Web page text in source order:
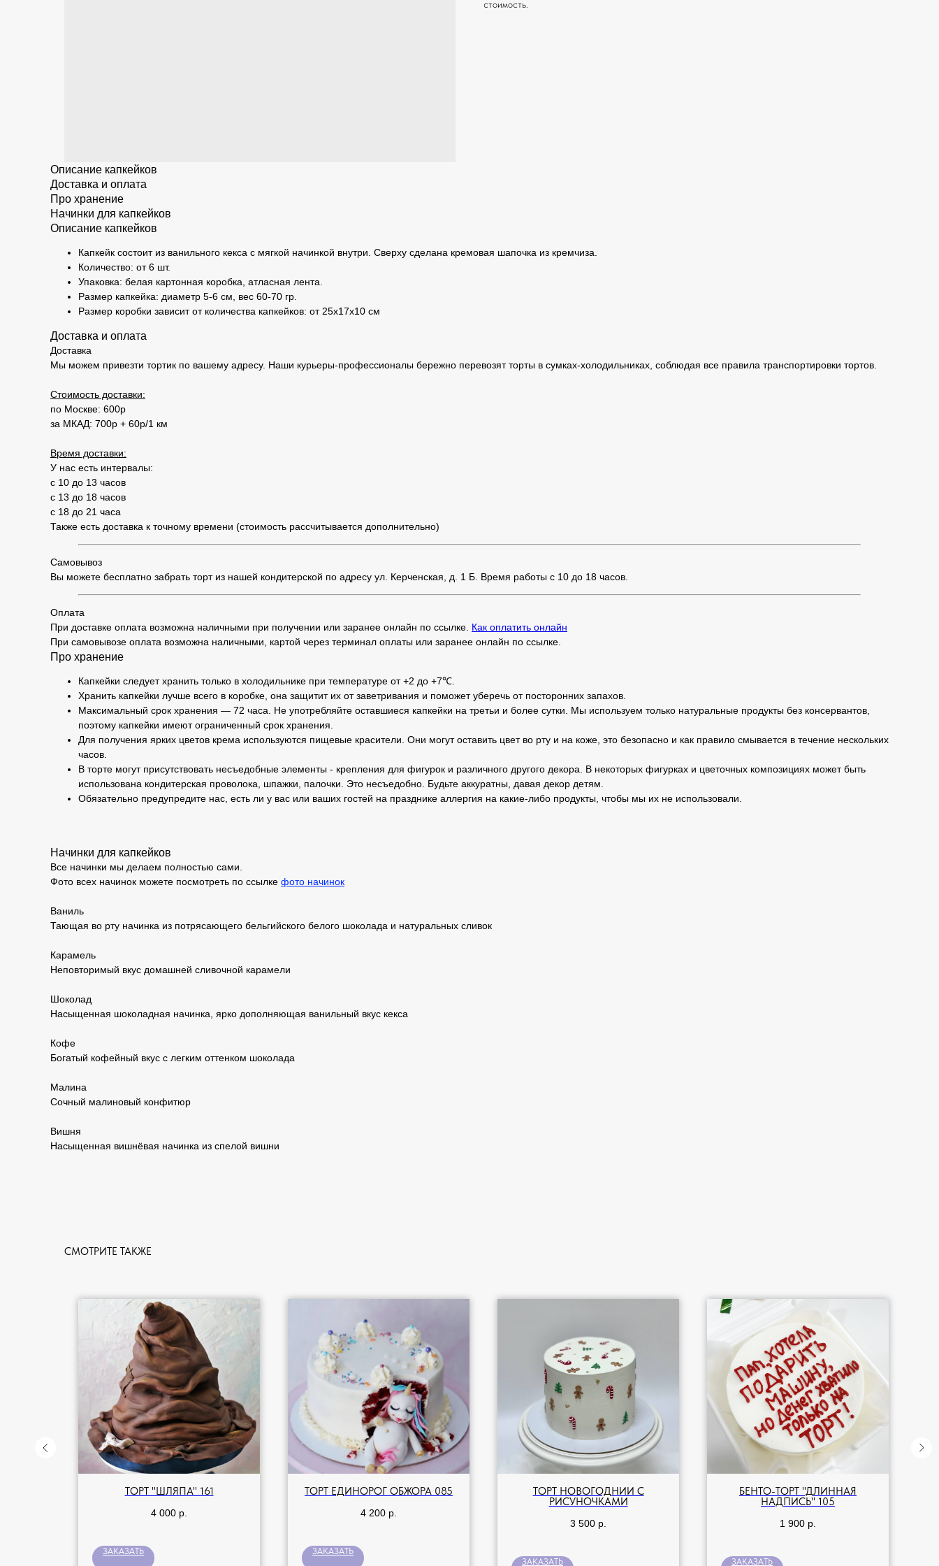
стоимость.
Описание капкейков
Доставка и оплата
Про хранение
Начинки для капкейков
Описание капкейков
Капкейк состоит из ванильного кекса с мягкой начинкой внутри. Сверху сделана кремовая шапочка из кремчиза.
Количество: от 6 шт.
Упаковка: белая картонная коробка, атласная лента.
Размер капкейка: диаметр 5-6 см, вес 60-70 гр.
Размер коробки зависит от количества капкейков: от 25х17х10 см
Доставка и оплата
Доставка
Мы можем привезти тортик по вашему адресу. Наши курьеры-профессионалы бережно перевозят торты в сумках-холодильниках, соблюдая все правила транспортировки тортов.
Стоимость доставки:
по Москве: 600р
за МКАД: 700р + 60р/1 км
Время доставки:
У нас есть интервалы:
с 10 до 13 часов
с 13 до 18 часов
с 18 до 21 часа
Также есть доставка к точному времени (стоимость рассчитывается дополнительно)
Самовывоз
Вы можете бесплатно забрать торт из нашей кондитерской по адресу ул. Керченская, д. 1 Б. Время работы с 10 до 18 часов.
Оплата
При доставке оплата возможна наличными при получении или заранее онлайн по ссылке. Как оплатить онлайн
При самовывозе оплата возможна наличными, картой через терминал оплаты или заранее онлайн по ссылке.
Про хранение
Капкейки следует хранить только в холодильнике при температуре от +2 до +7℃.
Хранить капкейки лучше всего в коробке, она защитит их от заветривания и поможет уберечь от посторонних запахов.
Максимальный срок хранения — 72 часа. Не употребляйте оставшиеся капкейки на третьи и более сутки. Мы используем только натуральные продукты без консервантов,
поэтому капкейки имеют ограниченный срок хранения.
Для получения ярких цветов крема используются пищевые красители. Они могут оставить цвет во рту и на коже, это безопасно и как правило смывается в течение нескольких
часов.
В торте могут присутствовать несъедобные элементы - крепления для фигурок и различного другого декора. В некоторых фигурках и цветочных композициях может быть
использована кондитерская проволока, шпажки, палочки. Это несъедобно. Будьте аккуратны, давая декор детям.
Обязательно предупредите нас, есть ли у вас или ваших гостей на празднике аллергия на какие-либо продукты, чтобы мы их не использовали.
Начинки для капкейков
Все начинки мы делаем полностью сами.
Фото всех начинок можете посмотреть по ссылке фото начинок
Ваниль
Тающая во рту начинка из потрясающего бельгийского белого шоколада и натуральных сливок
Карамель
Неповторимый вкус домашней сливочной карамели
Шоколад
Насыщенная шоколадная начинка, ярко дополняющая ванильный вкус кекса
Кофе
Богатый кофейный вкус с легким оттенком шоколада
Малина
Сочный малиновый конфитюр
Вишня
Насыщенная вишнёвая начинка из спелой вишни
СМОТРИТЕ ТАКЖЕ
ТОРТ "ШЛЯПА" 161
4 000 р.
ЗАКАЗАТЬ
ТОРТ ЕДИНОРОГ ОБЖОРА 085
4 200 р.
ЗАКАЗАТЬ
ТОРТ НОВОГОДНИЙ С
РИСУНОЧКАМИ
3 500 р.
ЗАКАЗАТЬ
БЕНТО-ТОРТ "ДЛИННАЯ
НАДПИСЬ" 105
1 900 р.
ЗАКАЗАТЬ